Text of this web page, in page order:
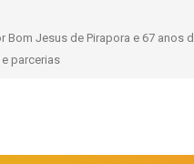
Dourado: Maternidade Leonor